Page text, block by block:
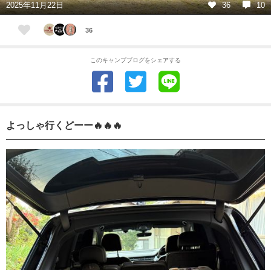
2025年11月22日 36 10
36
このキャンプブログをシェアする
よっしゃ行くどーー🔥🔥🔥